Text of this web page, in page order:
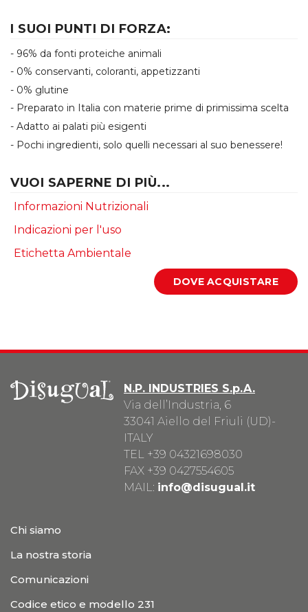
I SUOI PUNTI DI FORZA:
- 96% da fonti proteiche animali
- 0% conservanti, coloranti, appetizzanti
- 0% glutine
- Preparato in Italia con materie prime di primissima scelta
- Adatto ai palati più esigenti
- Pochi ingredienti, solo quelli necessari al suo benessere!
VUOI SAPERNE DI PIÙ...
Informazioni Nutrizionali
Indicazioni per l'uso
Etichetta Ambientale
N.P. INDUSTRIES S.p.A.
Via dell’Industria, 6
33041 Aiello del Friuli (UD)-
ITALY
TEL +39 04321698030
FAX +39 0427554605
MAIL: info@disugual.it
Chi siamo
La nostra storia
Comunicazioni
Codice etico e modello 231